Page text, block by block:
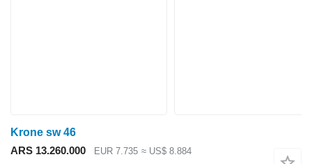
Krone sw 46
ARS 13.260.000
EUR 7.735 ≈ US$ 8.884